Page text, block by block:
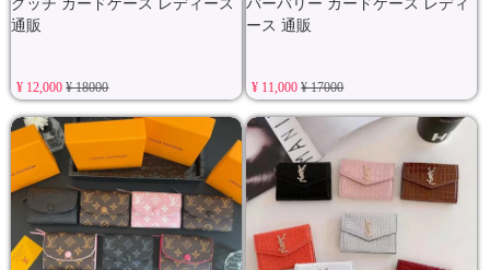
グッチ カードケース レディース
通販
¥ 12,000¥ 18000
バーバリー カードケース レディ
ース 通販
¥ 11,000¥ 17000